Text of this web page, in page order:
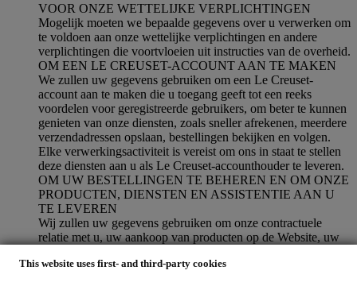
This website uses first- and third-party cookies
VOOR ONZE WETTELIJKE VERPLICHTINGEN
Mogelijk moeten we bepaalde gegevens over u verwerken om
te voldoen aan onze wettelijke verplichtingen en andere
verplichtingen die voortvloeien uit instructies van de overheid.
OM EEN LE CREUSET-ACCOUNT AAN TE MAKEN
We zullen uw gegevens gebruiken om een Le Creuset-
account aan te maken die u toegang geeft tot een reeks
voordelen voor geregistreerde gebruikers, om beter te kunnen
genieten van onze diensten, zoals sneller afrekenen, meerdere
verzendadressen opslaan, bestellingen bekijken en volgen.
Elke verwerkingsactiviteit is vereist om ons in staat te stellen
deze diensten aan u als Le Creuset-accounthouder te leveren.
OM UW BESTELLINGEN TE BEHEREN EN OM ONZE
PRODUCTEN, DIENSTEN EN ASSISTENTIE AAN U
TE LEVEREN
Wij zullen uw gegevens gebruiken om onze contractuele
relatie met u, uw aankoop van producten op de Website, uw
of uw deelname aan onze wedstrijden te beheren. Mogelijk